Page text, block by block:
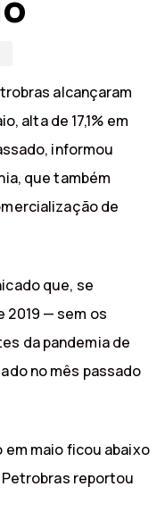
alcançaram
alta de 17,1% em
informou
que também
de
que, se
2019 — sem os
da pandemia de
no mês passado
maio ficou abaixo
reportou